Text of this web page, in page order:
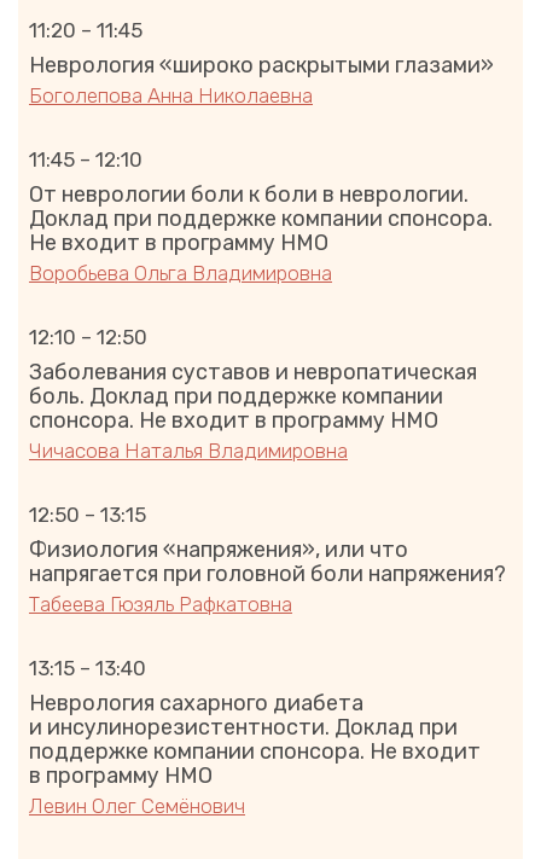
11:20 – 11:45
Неврология «широко раскрытыми глазами»
Боголепова Анна Николаевна
11:45 – 12:10
От неврологии боли к боли в неврологии.
Доклад при поддержке компании спонсора.
Не входит в программу НМО
Воробьева Ольга Владимировна
12:10 – 12:50
Заболевания суставов и невропатическая
боль. Доклад при поддержке компании
спонсора. Не входит в программу НМО
Чичасова Наталья Владимировна
12:50 – 13:15
Физиология «напряжения», или что
напрягается при головной боли напряжения?
Табеева Гюзяль Рафкатовна
13:15 – 13:40
Неврология сахарного диабета
и инсулинорезистентности. Доклад при
поддержке компании спонсора. Не входит
в программу НМО
Левин Олег Семёнович